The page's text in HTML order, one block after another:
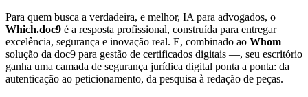
Para quem busca a verdadeira, e melhor, IA para advogados, o
Which.doc9 é a resposta profissional, construída para entregar
excelência, segurança e inovação real. E, combinado ao Whom —
solução da doc9 para gestão de certificados digitais —, seu escritório
ganha uma camada de segurança jurídica digital ponta a ponta: da
autenticação ao peticionamento, da pesquisa à redação de peças.